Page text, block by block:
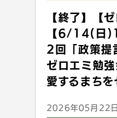
【終了】【
【6/14(日
2回「政策提
ゼロエミ勉
愛するまち
2026年05月22日